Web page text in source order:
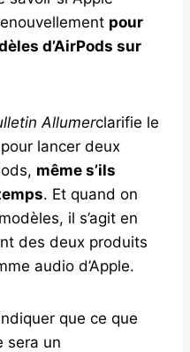
pour
d’AirPods sur
Allumerclarifie le
lancer deux
même s’ils
. Et quand on
il s’agit en
des deux produits
audio d’Apple.
que ce que
sera un